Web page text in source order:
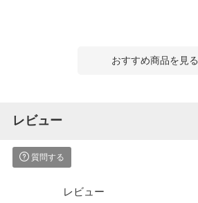
おすすめ商品を見る
レビュー
質問する
レビュー